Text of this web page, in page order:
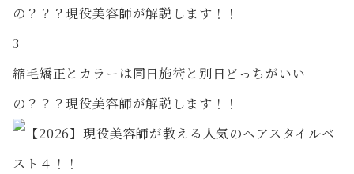
3
縮毛矯正とカラーは同日施術と別日どっちがいい
の？？？現役美容師が解説します！！